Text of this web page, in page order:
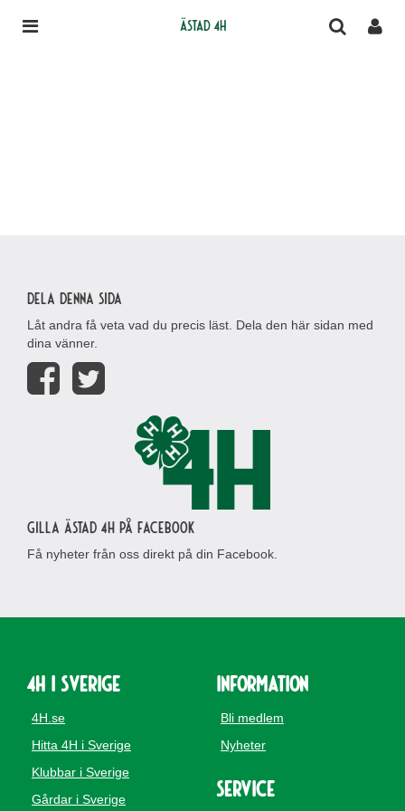
Ästad 4H
Dela denna sida
Låt andra få veta vad du precis läst. Dela den här sidan med
dina vänner.
Gilla Ästad 4H på Facebook
Få nyheter från oss direkt på din Facebook.
4H i Sverige
4H.se
Hitta 4H i Sverige
Klubbar i Sverige
Gårdar i Sverige
Information
Bli medlem
Nyheter
Service